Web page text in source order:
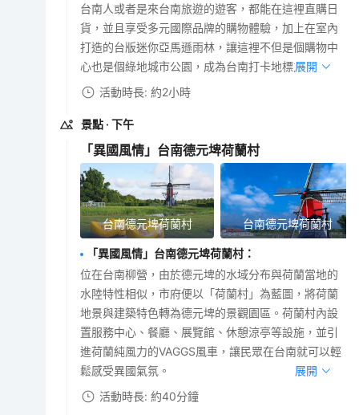
台南人或者是來台南旅遊的遊客，都能在這裡直購日
貨，並且享受多元國際品牌的購物體驗，加上在室內
打造的台版迷你亞馬遜雨林，讓這裡不但是個購物中
心也是個綠地城市公園，成為台南打卡地標之一。
展開
活動時長: 約2小時
景點 · 下午
「異國風情」台南德元埤荷蘭村
台南德元埤荷蘭村 台南德元埤荷蘭村
「異國風情」台南德元埤荷蘭村 ：
位在台南柳營，由於德元埤的水域分布與荷蘭當地的
水陸特性相似，市府便以「荷蘭村」為藍圖，將荷蘭
地景與建築特色轉為德元埤的景觀園區。荷蘭村內設
置服務中心、餐廳、展覽館、休憩涼亭等設施，並引
進荷蘭純風力的VAGGS風車，讓民眾在台南就可以輕
鬆感受異國氣氛。
展開
活動時長: 約40分鐘